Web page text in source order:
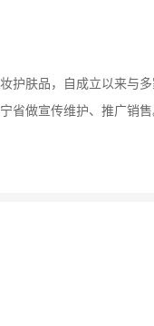
护肤品，自成立以来与
省做宣传维护、推广销